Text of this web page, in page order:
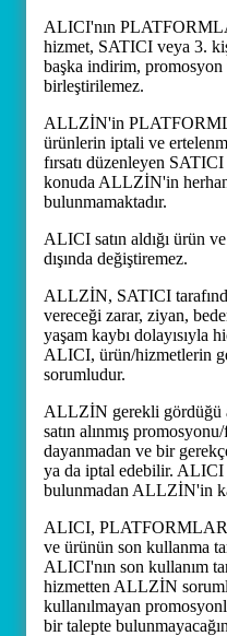
ALICI'nın
hizmet, SATICI veya 3.
başka indirim, promosyon
birleştirilemez.
ALLZİN'in
ürünlerin iptali ve
fırsatı düzenleyen SATICI
konuda ALLZİN'in
bulunmamaktadır.
ALICI satın aldığı ürün
dışında değiştiremez.
ALLZİN, SATICI
vereceği zarar, ziyan,
yaşam kaybı dolayısıyla
ALICI, ürün/hizmetlerin
sorumludur.
ALLZİN gerekli gördüğü
satın alınmış
dayanmadan ve bir
ya da iptal edebilir. ALICI
bulunmadan ALLZİN'in
ALICI, PLATFORMLAR
ve ürünün son kullanma
ALICI'nın son kullanım
hizmetten ALLZİN
kullanılmayan
bir talepte